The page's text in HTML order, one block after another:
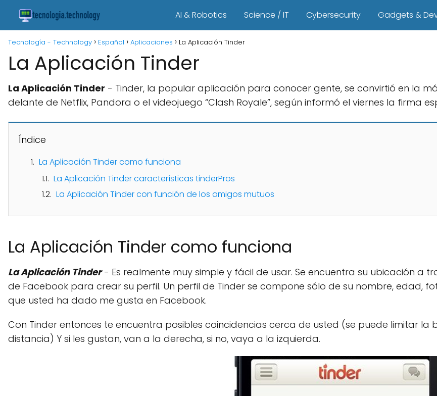
AI & Robotics Science / IT Cybersecurity Gadgets &
Tecnología - Technology Español Aplicaciones La Aplicación Tinder
La Aplicación Tinder
La Aplicación Tinder - Tinder, la popular aplicación para conocer gente, se convirtió en la
delante de Netflix, Pandora o el videojuego “Clash Royale”, según informó el viernes la firma
Índice
La Aplicación Tinder como funciona
La Aplicación Tinder características tinderPros
La Aplicación Tinder con función de los amigos mutuos
La Aplicación Tinder como funciona
La Aplicación Tinder- Es realmente muy simple y fácil de usar. Se encuentra su ubicación a
de Facebook para crear su perfil. Un perfil de Tinder se compone sólo de su nombre, edad,
que usted ha dado me gusta en Facebook.
Con Tinder entonces te encuentra posibles coincidencias cerca de usted (se puede limitar
distancia) Y si les gustan, van a la derecha, si no, vaya a la izquierda.